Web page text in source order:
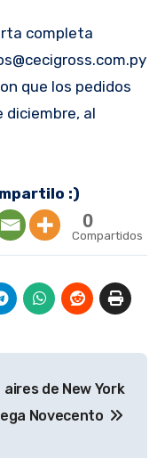
completa
que los pedidos
diciembre, al
:)
0
Compartidos
aires de New York
Novecento